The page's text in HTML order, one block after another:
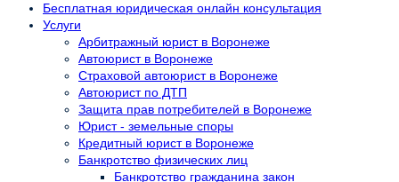
Бесплатная юридическая онлайн консультация
Услуги
Арбитражный юрист в Воронеже
Автоюрист в Воронеже
Страховой автоюрист в Воронеже
Автоюрист по ДТП
Защита прав потребителей в Воронеже
Юрист - земельные споры
Кредитный юрист в Воронеже
Банкротство физических лиц
Банкротство гражданина закон